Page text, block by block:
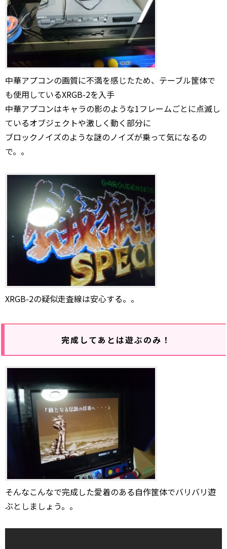
中華アプコンの画質に不満を感じたため、テーブル筐体で
も使用しているXRGB-2を入手
中華アプコンはキャラの影のような1フレームごとに点滅し
ているオブジェクトや激しく動く部分に
ブロックノイズのような謎のノイズが乗って気になるの
で。。
XRGB-2の疑似走査線は安心する。。
完成してあとは遊ぶのみ！
そんなこんなで完成した愛着のある自作筐体でバリバリ遊
ぶとしましょう。。